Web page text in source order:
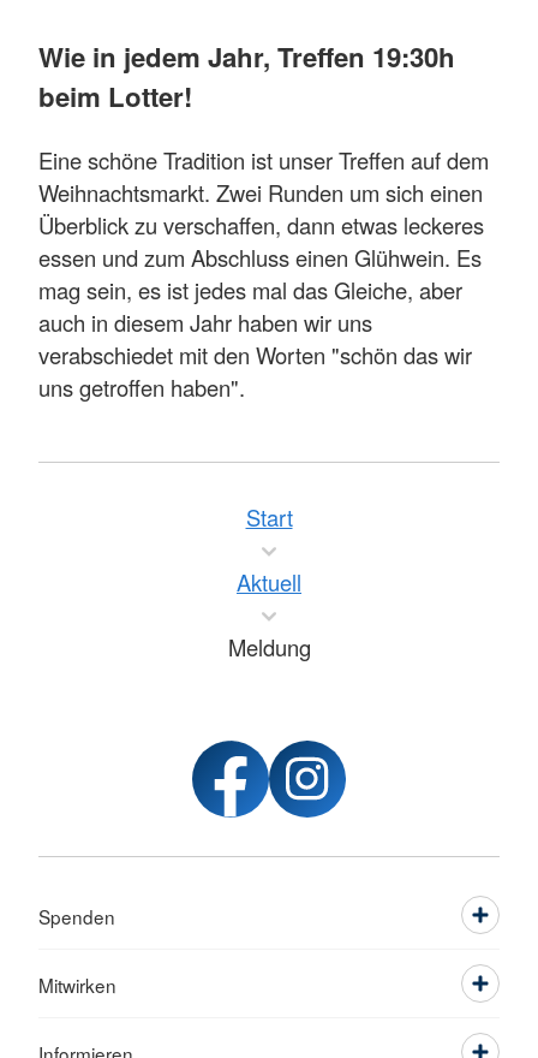
Wie in jedem Jahr, Treffen 19:30h
beim Lotter!
Eine schöne Tradition ist unser Treffen auf dem
Weihnachtsmarkt. Zwei Runden um sich einen
Überblick zu verschaffen, dann etwas leckeres
essen und zum Abschluss einen Glühwein. Es
mag sein, es ist jedes mal das Gleiche, aber
auch in diesem Jahr haben wir uns
verabschiedet mit den Worten "schön das wir
uns getroffen haben".
Start
Aktuell
Meldung
Spenden
Mitwirken